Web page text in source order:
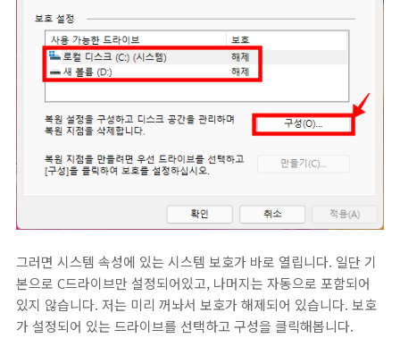
그러면 시스템 속성에 있는 시스템 보호가 바로 열립니다. 일단 기
본으로 C드라이브만 설정되어있고, 나머지는 자동으로 포함되어
있지 않습니다. 저는 미리 꺼놔서 보호가 해제되어 있습니다. 보호
가 설정되어 있는 드라이브를 선택하고 구성을 클릭해봅니다.